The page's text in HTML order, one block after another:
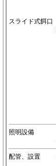
スライド式餌口
照明設備
配管、設置